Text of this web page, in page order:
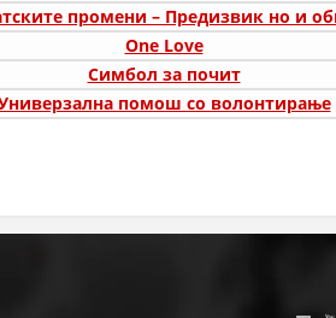
СПАСИТЕЛНА
ПРОЕКТИ – ПОДГОТВЕНОСТ И
промени – Предизвик но и
One Love
Симбол за почит
помош со волонтирање